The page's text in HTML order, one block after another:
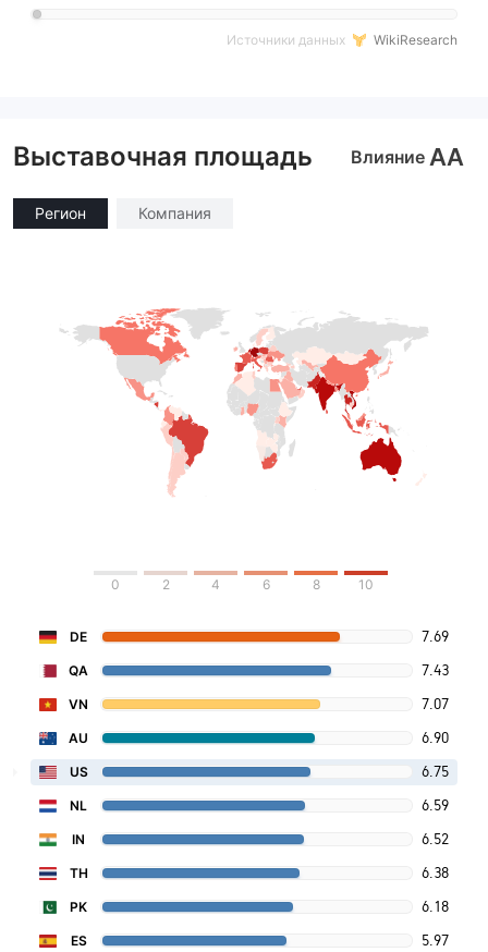
Источники данных WikiResearch
Выставочная площадь Влияние AA
Регион Компания
0 2 4 6 8 10
DE 7.69
QA 7.43
VN 7.07
AU 6.90
US 6.75
NL 6.59
IN 6.52
TH 6.38
PK 6.18
ES 5.97